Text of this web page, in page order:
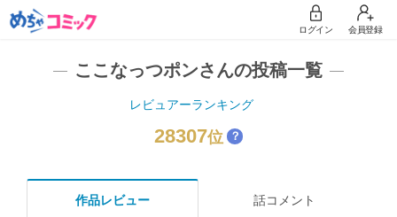
ログイン 会員登録
ここなっつポンさんの投稿一覧
レビュアーランキング
28307位 ？
作品レビュー 話コメント